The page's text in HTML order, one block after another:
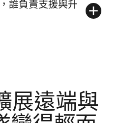
誰負責支援與升
展遠端與